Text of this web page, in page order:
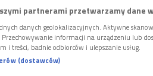
partnerami przetwarzamy dane
danych geolokalizacyjnych. Aktywne
informacji na urządzeniu lub
i treści, badnie odbiorców i ulepszanie usług.
(dostawców)